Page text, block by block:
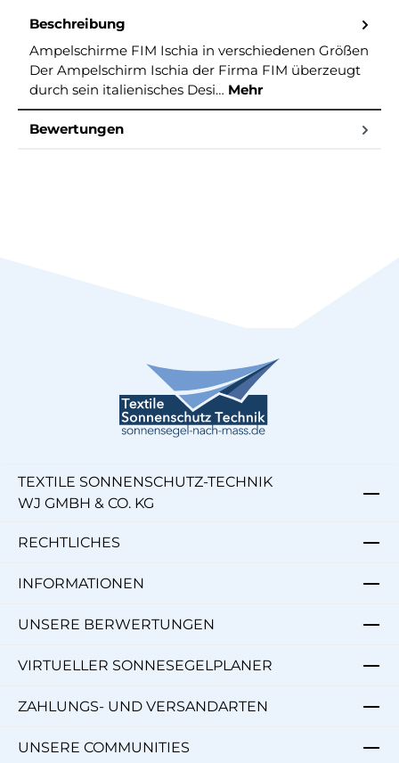
Beschreibung
Ampelschirme FIM Ischia in verschiedenen Größen
Der Ampelschirm Ischia der Firma FIM überzeugt
durch sein italienisches Desi… Mehr
Bewertungen
TEXTILE SONNENSCHUTZ-TECHNIK
WJ GMBH & CO. KG
RECHTLICHES
INFORMATIONEN
UNSERE BERWERTUNGEN
VIRTUELLER SONNESEGELPLANER
ZAHLUNGS- UND VERSANDARTEN
UNSERE COMMUNITIES